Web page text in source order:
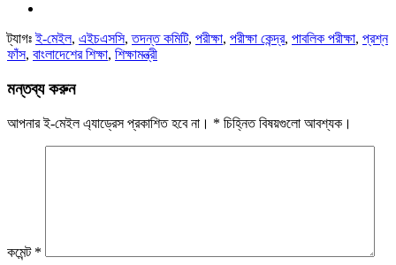
ট্যাগঃই-মেইল, এইচএসসি,তদন্ত কমিটি, পরীক্ষা, পরীক্ষা কেন্দ্র, পাবলিক পরীক্ষা, প্রশ্ন
ফাঁস, বাংলাদেশের শিক্ষা, শিক্ষামন্ত্রী
মন্তব্য করুন
আপনার ই-মেইল এ্যাড্রেস প্রকাশিত হবে না। * চিহ্নিত বিষয়গুলো আবশ্যক।
কমেন্ট *